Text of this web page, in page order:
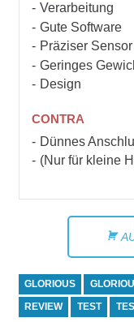
Verarbeitung
Gute Software
Präziser Sensor
Geringes
Design
CONTRA
Dünnes
(Nur für kleine
GLORIOUS
REVIEW TEST